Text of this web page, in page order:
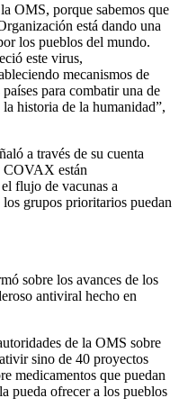
OMS, porque sabemos que
está dando una
los pueblos del mundo.
este virus,
mecanismos de
para combatir una de
historia de la humanidad”,
a través de su cuenta
COVAX están
flujo de vacunas a
grupos prioritarios puedan
sobre los avances de los
antiviral hecho en
de la OMS sobre
sino de 40 proyectos
medicamentos que puedan
pueda ofrecer a los pueblos